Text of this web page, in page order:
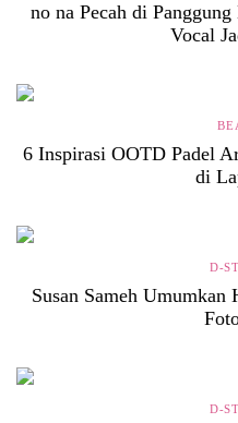
no na Pecah di
Vocal
6 Inspirasi OOTD Padel
di
D-
Susan Sameh Umumkan
D-